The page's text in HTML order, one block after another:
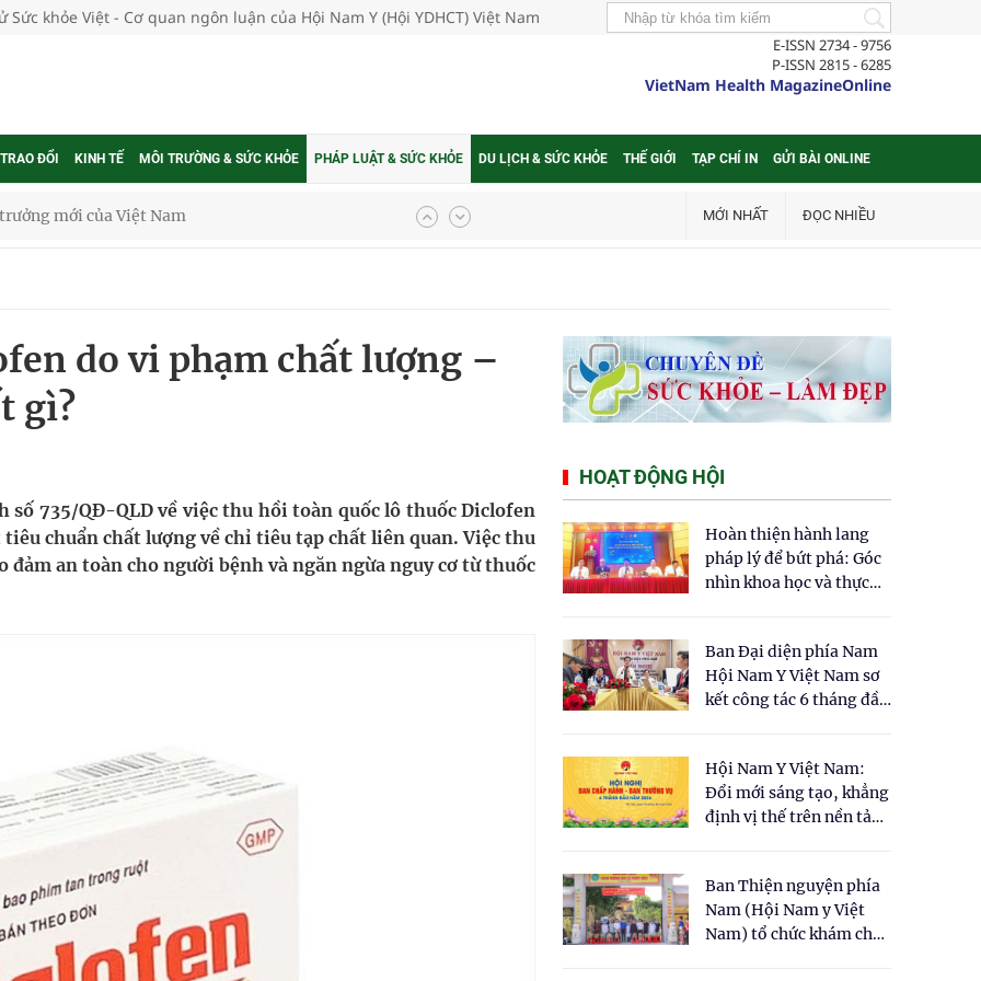
Sức khỏe Việt - Cơ quan ngôn luận của Hội Nam Y (Hội YDHCT) Việt Nam
E-ISSN 2734 - 9756
P-ISSN 2815 - 6285
VietNam Health MagazineOnline
ĐỔI KINH TẾ MÔI TRƯỜNG & SỨC KHỎE PHÁP LUẬT & SỨC KHỎE DU LỊCH & SỨC KHỎE THẾ GIỚI TẠP CHÍ IN GỬI BÀI ONLINE
mới của Việt Nam
lực cho môi trường và cộng đồng
bảo hiểm y tế nếu không đăng ký khám theo yêu
riêng 2026
vực cấp cứu, điều trị đột quỵ
quốc
MỚI NHẤT ĐỌC NHIỀU
do vi phạm chất lượng –
gì?
số 735/QĐ-QLD về việc thu hồi toàn quốc lô thuốc Diclofen
chuẩn chất lượng về chỉ tiêu tạp chất liên quan. Việc thu
an toàn cho người bệnh và ngăn ngừa nguy cơ từ thuốc
HOẠT ĐỘNG HỘI
Hoàn thiện hành lang
pháp lý để bứt phá: Góc
nhìn khoa học và thực
cho Luật Y dược cổ
truyền Việt Nam"
Ban Đại diện phía Nam
Hội Nam Y Việt Nam sơ
kết công tác 6 tháng đầu
Hội Nam Y Việt Nam:
Đổi mới sáng tạo, khẳng
định vị thế trên nền tảng
Ban Thiện nguyện phía
Nam (Hội Nam y Việt
Nam) tổ chức khám chữa